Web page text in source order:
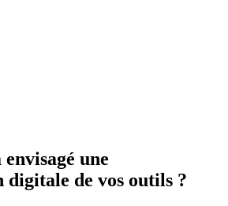
une
de vos outils ?